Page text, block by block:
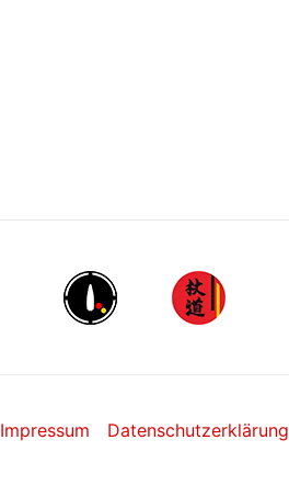
Impressum Datenschutzerklärung